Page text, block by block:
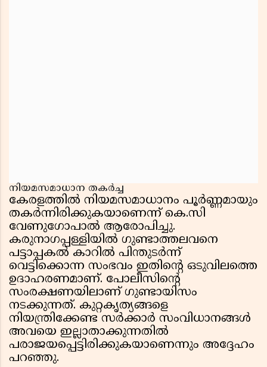
നിയമസമാധാന തകർച്ച
കേരളത്തിൽ നിയമസമാധാനം പൂർണ്ണമായും
തകർന്നിരിക്കുകയാണെന്ന് കെ.സി
വേണുഗോപാൽ ആരോപിച്ചു.
കരുനാഗപ്പള്ളിയിൽ ഗുണ്ടാത്തലവനെ
പട്ടാപ്പകൽ കാറിൽ പിന്തുടർന്ന്
വെട്ടിക്കൊന്ന സംഭവം ഇതിന്റെ ഒടുവിലത്തെ
ഉദാഹരണമാണ്. പോലീസിന്റെ
സംരക്ഷണയിലാണ് ഗുണ്ടായിസം
നടക്കുന്നത്. കുറ്റകൃത്യങ്ങളെ
നിയന്ത്രിക്കേണ്ട സർക്കാർ സംവിധാനങ്ങൾ
അവയെ ഇല്ലാതാക്കുന്നതിൽ
പരാജയപ്പെട്ടിരിക്കുകയാണെന്നും അദ്ദേഹം
പറഞ്ഞു.